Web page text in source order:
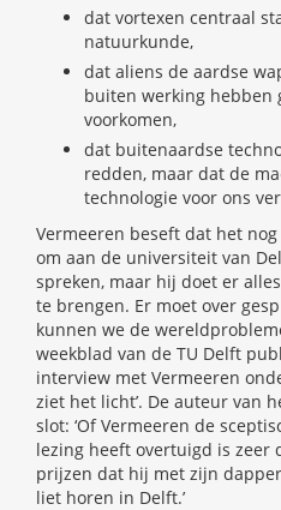
dat vortexen centraal
natuurkunde,
dat aliens de aardse
buiten werking hebben
voorkomen,
dat buitenaardse
redden, maar dat de
technologie voor ons
Vermeeren beseft dat het nog
om aan de universiteit van
spreken, maar hij doet er
te brengen. Er moet over
kunnen we de
weekblad van de TU Delft
interview met Vermeeren
ziet het licht’. De auteur van
slot: ‘Of Vermeeren de
lezing heeft overtuigd is zeer
prijzen dat hij met zijn
liet horen in Delft.’